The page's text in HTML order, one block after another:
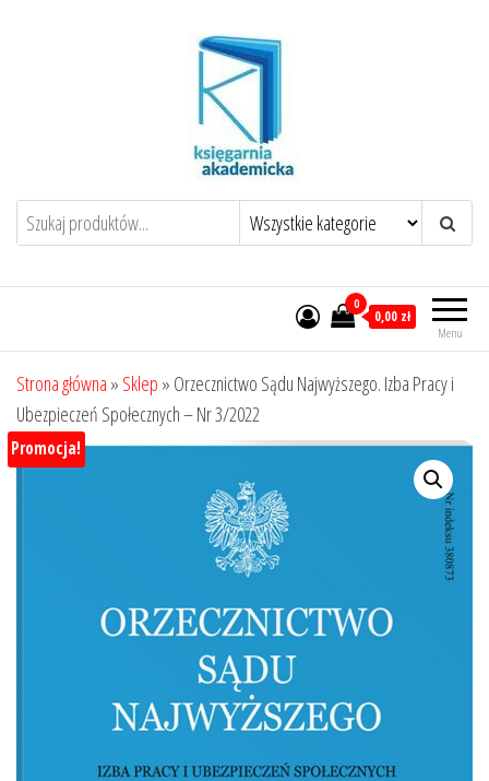
Menu
0
0,00 zł
Strona główna » Sklep » Orzecznictwo Sądu Najwyższego. Izba Pracy i
Ubezpieczeń Społecznych – Nr 3/2022
Promocja!